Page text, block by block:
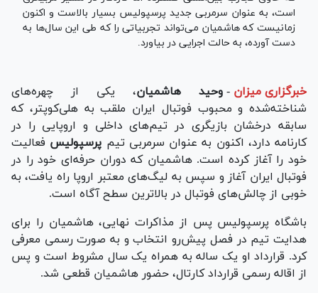
است، به عنوان سرمربی جدید پرسپولیس بسیار بالاست و اکنون
زمانیست که هاشمیان می‌تواند تجربیاتی را که طی این سال‌ها به
دست آورده، به حالت اجرایی در بیاورد.
خبرگزاری میزان - وحید هاشمیان، یکی از چهره‌های
شناخته‌شده و محبوب فوتبال ایران ملقب به هلی‌کوپتر، که
سابقه درخشان بازیگری در تیم‌های داخلی و اروپایی را در
کارنامه دارد، اکنون به عنوان سرمربی تیم پرسپولیس فعالیت
خود را آغاز کرده است. هاشمیان که دوران حرفه‌ای خود را در
فوتبال ایران آغاز و سپس به لیگ‌های معتبر اروپا راه یافت، به
خوبی از چالش‌های فوتبال در بالاترین سطح آگاه است.
باشگاه پرسپولیس پس از مذاکرات نهایی، هاشمیان را برای
هدایت تیم در فصل پیش‌رو انتخاب و به صورت رسمی معرفی
کرد. قرارداد او یک ساله به همراه یک سال مشروط است و پس
از اقاله رسمی قرارداد کارتال، حضور هاشمیان قطعی شد.